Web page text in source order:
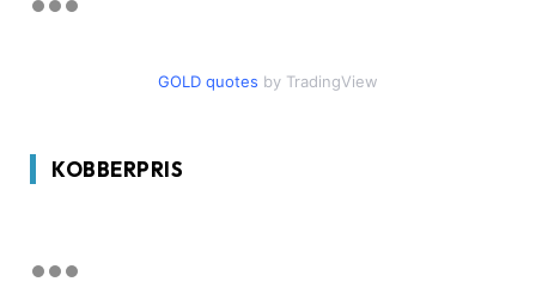
GOLD quotes by TradingView
KOBBERPRIS